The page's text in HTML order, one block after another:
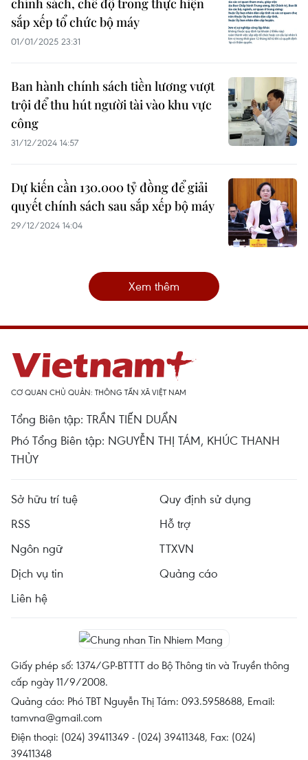
chính sách, chế độ trong thực hiện
sắp xếp tổ chức bộ máy
01/01/2025 23:31
Ban hành chính sách tiền lương vượt
trội để thu hút người tài vào khu vực
công
31/12/2024 14:57
Dự kiến cần 130.000 tỷ đồng để giải
quyết chính sách sau sắp xếp bộ máy
29/12/2024 14:04
Xem thêm
CƠ QUAN CHỦ QUẢN: THÔNG TẤN XÃ VIỆT NAM
Tổng Biên tập: TRẦN TIẾN DUẨN
Phó Tổng Biên tập: NGUYỄN THỊ TÁM, KHÚC THANH
THỦY
Sở hữu trí tuệ
Quy định sử dụng
RSS
Hỗ trợ
Ngôn ngữ
TTXVN
Dịch vụ tin
Quảng cáo
Liên hệ
Giấy phép số: 1374/GP-BTTTT do Bộ Thông tin và Truyền thông
cấp ngày 11/9/2008.
Quảng cáo: Phó TBT Nguyễn Thị Tám: 093.5958688, Email:
tamvna@gmail.com
Điện thoại: (024) 39411349 - (024) 39411348, Fax: (024)
39411348